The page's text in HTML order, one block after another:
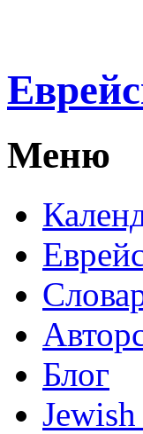
Меню
Блог